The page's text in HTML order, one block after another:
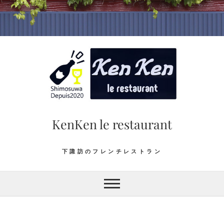
Skip
KenKen le restaurant
下諏訪のフレンチレストラン